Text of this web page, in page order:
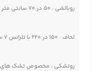
روبالشی : ۵۰ در ۷۰ سانتی متر
لحاف : ۱۵۰ در ۲۲۰ با تلرانس ۷ سانتی متر
روتشکی : مخصوص تشک های